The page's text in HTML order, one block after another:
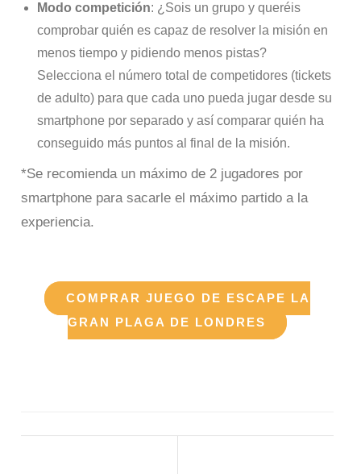
Modo competición: ¿Sois un grupo y queréis
comprobar quién es capaz de resolver la misión en
menos tiempo y pidiendo menos pistas?
Selecciona el número total de competidores (tickets
de adulto) para que cada uno pueda jugar desde su
smartphone por separado y así comparar quién ha
conseguido más puntos al final de la misión.
*Se recomienda un máximo de 2 jugadores por
smartphone para sacarle el máximo partido a la
experiencia.
COMPRAR JUEGO DE ESCAPE LA
GRAN PLAGA DE LONDRES